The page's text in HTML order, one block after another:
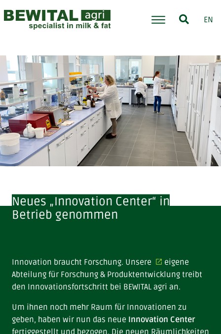
EN
Neues „Innovation Center“ in
Betrieb genommen
Innovation braucht Forschung. Unsere
eigene
Abteilung für Forschung & Produktentwicklung treibt
den Innovationsfortschritt bei BEWITAL agri an.
Um ihnen noch mehr Raum für Innovationen zu
geben, haben wir nun das neue Innovation Center
fertiggestellt und bezogen. Die neuen Räumlichkeiten